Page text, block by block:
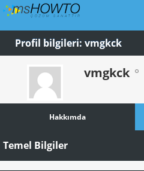
Profil bilgileri: vmgkck
vmgkck
Hakkımda
Temel Bilgiler